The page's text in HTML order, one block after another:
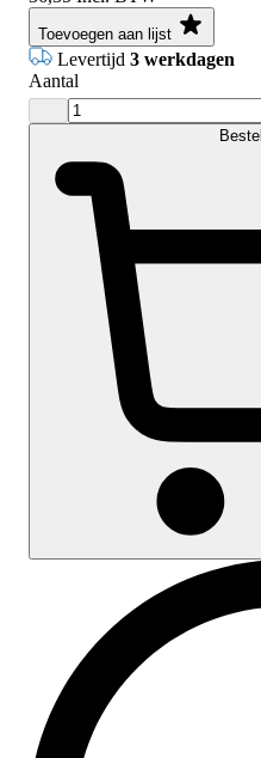
Toevoegen aan lijst
Levertijd 3 werkdagen
Aantal
Bestel